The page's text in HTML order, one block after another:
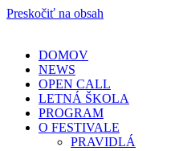
Preskočiť na obsah
DOMOV
NEWS
OPEN CALL
LETNÁ ŠKOLA
PROGRAM
O FESTIVALE
PRAVIDLÁ